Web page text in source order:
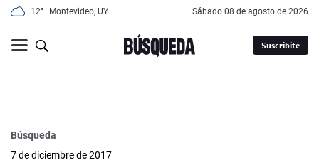
12° Montevideo, UY sábado 08 de agosto de 2026
Suscribite
Búsqueda
7 de diciembre de 2017